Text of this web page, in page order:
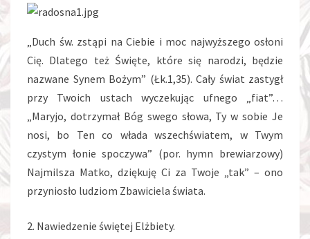
„Duch św. zstąpi na Ciebie i moc najwyższego osłoni
Cię. Dlatego też Święte, które się narodzi, będzie
nazwane Synem Bożym” (Łk.1,35). Cały świat zastygł
przy Twoich ustach wyczekując ufnego „fiat”…
„Maryjo, dotrzymał Bóg swego słowa, Ty w sobie Je
nosi, bo Ten co włada wszechświatem, w Twym
czystym łonie spoczywa” (por. hymn brewiarzowy)
Najmilsza Matko, dziękuję Ci za Twoje „tak” – ono
przyniosło ludziom Zbawiciela świata.
2. Nawiedzenie świętej Elżbiety.